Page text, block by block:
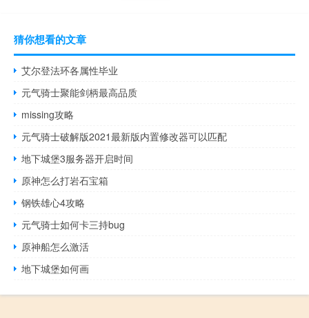
猜你想看的文章
艾尔登法环各属性毕业
元气骑士聚能剑柄最高品质
missing攻略
元气骑士破解版2021最新版内置修改器可以匹配
地下城堡3服务器开启时间
原神怎么打岩石宝箱
钢铁雄心4攻略
元气骑士如何卡三持bug
原神船怎么激活
地下城堡如何画